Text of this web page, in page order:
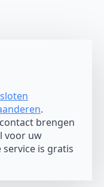
.
brengen
voor uw
is gratis